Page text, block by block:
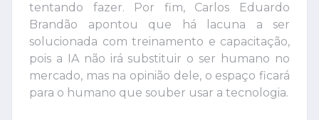
tentando fazer. Por fim, Carlos Eduardo
Brandão apontou que há lacuna a ser
solucionada com treinamento e capacitação,
pois a IA não irá substituir o ser humano no
mercado, mas na opinião dele, o espaço ficará
para o humano que souber usar a tecnologia.